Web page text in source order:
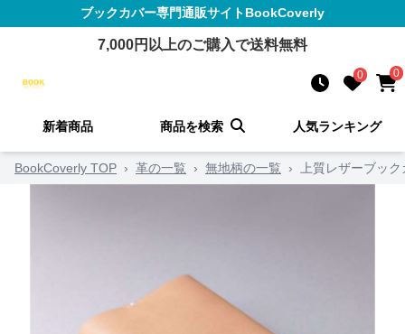
ブックカバー専門通販サイトBookCoverly
7,000円以上のご購入で送料無料
0 0
新着商品 商品を検索 人気ランキング
BookCoverly TOP › 革の一覧 › 無地柄の一覧 › 上質レザーブッ